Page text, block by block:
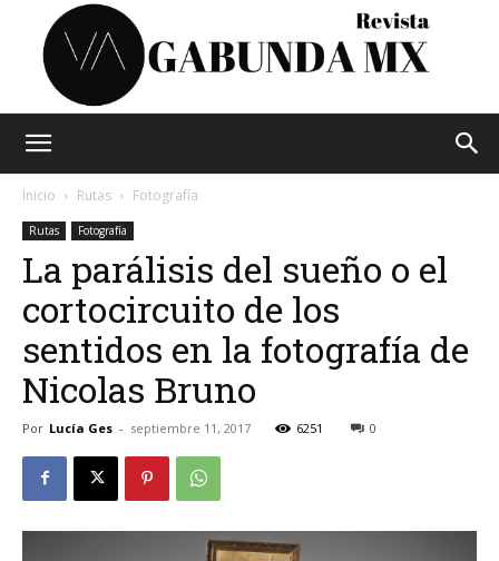
Mx
Inicio Rutas Fotografía
Rutas Fotografía
La parálisis del sueño o el
cortocircuito de los
sentidos en la fotografía de
Nicolas Bruno
Por Lucía Ges - septiembre 11, 2017 6251 0